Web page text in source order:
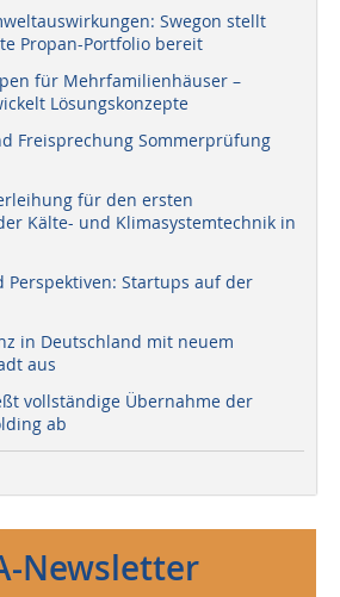
Swegon stellt
Propan-Portfolio bereit
für Mehrfamilienhäuser –
Lösungskonzepte
Freisprechung Sommerprüfung
für den ersten
Kälte- und Klimasystemtechnik in
Perspektiven: Startups auf der
in Deutschland mit neuem
aus
vollständige Übernahme der
ab
Newsletter